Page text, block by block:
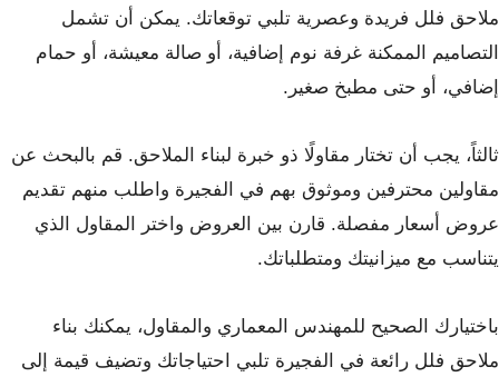
ملاحق فلل فريدة وعصرية تلبي توقعاتك. يمكن أن تشمل
التصاميم الممكنة غرفة نوم إضافية، أو صالة معيشة، أو حمام
إضافي، أو حتى مطبخ صغير.
ثالثاً، يجب أن تختار مقاولًا ذو خبرة لبناء الملاحق. قم بالبحث عن
مقاولين محترفين وموثوق بهم في الفجيرة واطلب منهم تقديم
عروض أسعار مفصلة. قارن بين العروض واختر المقاول الذي
يتناسب مع ميزانيتك ومتطلباتك.
باختيارك الصحيح للمهندس المعماري والمقاول، يمكنك بناء
ملاحق فلل رائعة في الفجيرة تلبي احتياجاتك وتضيف قيمة إلى